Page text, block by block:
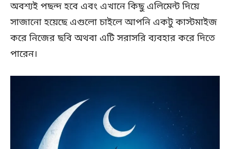
অবশ্যই পছন্দ হবে এবং এখানে কিছু এলিমেন্ট দিয়ে
সাজানো হয়েছে এগুলো চাইলে আপনি একটু কাস্টমাইজ
করে নিজের ছবি অথবা এটি সরাসরি ব্যবহার করে দিতে
পারেন।